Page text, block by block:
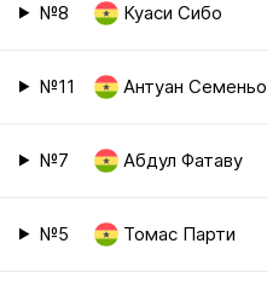
№8 Куаси Сибо
№11 Антуан Семеньо
№7 Абдул Фатаву
№5 Томас Парти